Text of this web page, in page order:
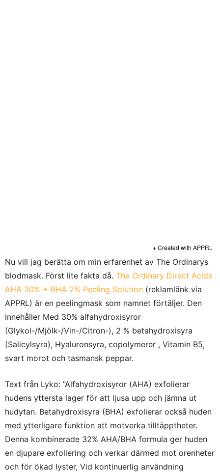
+ Created with APPRL
Nu vill jag berätta om min erfarenhet av The Ordinarys
blodmask. Först lite fakta då. The Ordinary Direct Acids
AHA 30% + BHA 2% Peeling Solution (reklamlänk via
APPRL) är en peelingmask som namnet förtäljer. Den
innehåller Med 30% alfahydroxisyror
(Glykol-/Mjölk-/Vin-/Citron-), 2 % betahydroxisyra
(Salicylsyra), Hyaluronsyra, copolymerer , Vitamin B5,
svart morot och tasmansk peppar.
Text från Lyko: ”Alfahydroxisyror (AHA) exfolierar
hudens yttersta lager för att ljusa upp och jämna ut
hudytan. Betahydroxisyra (BHA) exfolierar också huden
med ytterligare funktion att motverka tilltäpptheter.
Denna kombinerade 32% AHA/BHA formula ger huden
en djupare exfoliering och verkar därmed mot orenheter
och för ökad lyster, Vid kontinuerlig användning